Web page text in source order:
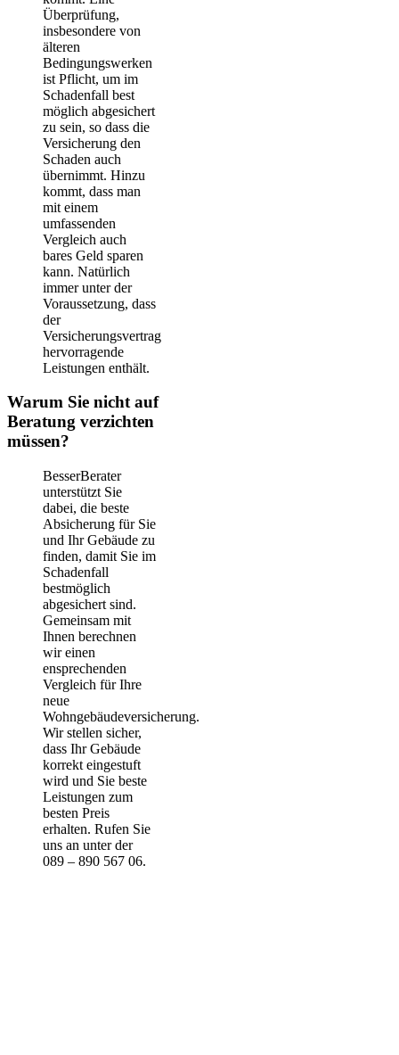
Überprüfung,
insbesondere von
älteren
Bedingungswerken
ist Pflicht, um im
Schadenfall best
möglich abgesichert
zu sein, so dass die
Versicherung den
Schaden auch
übernimmt. Hinzu
kommt, dass man
mit einem
umfassenden
Vergleich auch
bares Geld sparen
kann. Natürlich
immer unter der
Voraussetzung, dass
der
Versicherungsvertrag
hervorragende
Leistungen enthält.
Warum Sie nicht auf
Beratung verzichten
müssen?
BesserBerater
unterstützt Sie
dabei, die beste
Absicherung für Sie
und Ihr Gebäude zu
finden, damit Sie im
Schadenfall
bestmöglich
abgesichert sind.
Gemeinsam mit
Ihnen berechnen
wir einen
ensprechenden
Vergleich für Ihre
neue
Wohngebäudeversicherung.
Wir stellen sicher,
dass Ihr Gebäude
korrekt eingestuft
wird und Sie beste
Leistungen zum
besten Preis
erhalten. Rufen Sie
uns an unter der
089 – 890 567 06.